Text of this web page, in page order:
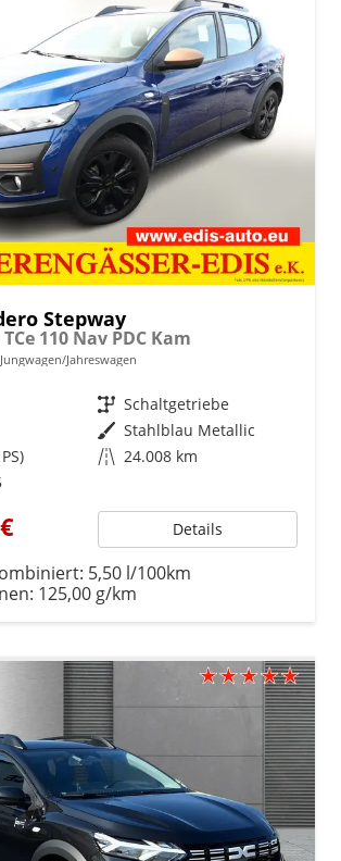
Stepway
110 Nav PDC Kam
Jungwagen/Jahreswagen
Getriebe Schaltgetriebe
Außenfarbe Stahlblau Metallic
Kilometerstand 24.008 km
Details
5,50 l/100km
125,00 g/km